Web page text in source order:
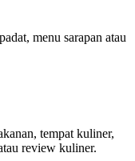
menu sarapan atau
tempat kuliner,
review kuliner.